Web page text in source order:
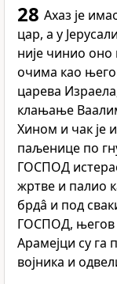
28 Ахаз је
цар, а у
није чинио
очима као
царева
клањање
Хином и чак је
паљенице по
ГОСПОД
жртве и палио
брдâ и под
ГОСПОД, његов
Арамејци су га
војника и